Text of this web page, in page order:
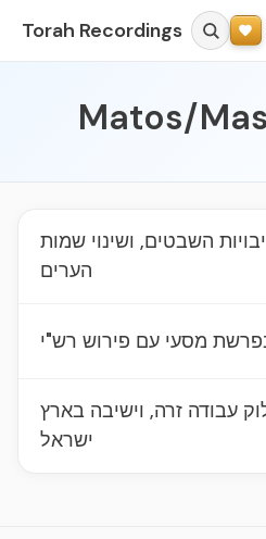
Torah Recordings
Matos/
השבטים, ושינוי שמות
הערים
מסעי עם פירוש רש"י
עבודה זרה, וישיבה בארץ
ישראל